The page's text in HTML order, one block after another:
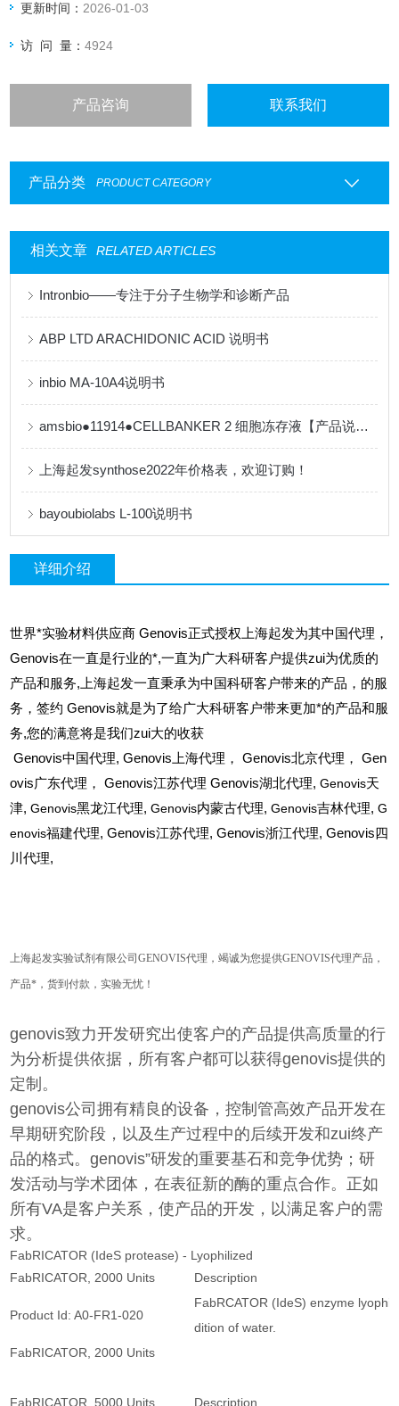
更新时间： 2026-01-03
访 问 量：4924
产品咨询 联系我们
产品分类 PRODUCT CATEGORY
相关文章 RELATED ARTICLES
Intronbio——专注于分子生物学和诊断产品
ABP LTD ARACHIDONIC ACID 说明书
inbio MA-10A4说明书
amsbio●11914●CELLBANKER 2 细胞冻存液【产品说明书】
上海起发synthose2022年价格表，欢迎订购！
bayoubiolabs L-100说明书
详细介绍
世界*实验材料供应商 Genovis正式授权上海起发为其中国代理，
Genovis在一直是行业的*,一直为广大科研客户提供zui为优质的
产品和服务,上海起发一直秉承为中国科研客户带来的产品，的服
务，签约 Genovis就是为了给广大科研客户带来更加*的产品和服
务,您的满意将是我们zui大的收获
Genovis中国代理, Genovis上海代理， Genovis北京代理， Gen
ovis广东代理， Genovis江苏代理 Genovis湖北代理, Genovis天
津, Genovis黑龙江代理, Genovis内蒙古代理, Genovis吉林代理, G
enovis福建代理, Genovis江苏代理, Genovis浙江代理, Genovis四
川代理,
上海起发实验试剂有限公司GENOVIS代理，竭诚为您提供GENOVIS代理产品，
产品*，货到付款，实验无忧！
genovis致力开发研究出使客户的产品提供高质量的行
为分析提供依据，所有客户都可以获得genovis提供的
定制。
genovis公司拥有精良的设备，控制­管高效产品开发在
早期研究阶段，以及生产过程中的后续开发和zui终产
品的格式。genovis”研发的重要基石和竞争优势；研
发活动与学术团体，在表征新的酶的重点合作。正如
所有VA­是客户关系，使产品的开发，以满足客户的需
求。
FabRICATOR (IdeS protease) - Lyophilized
FabRICATOR, 2000 Units
Description
Product Id: A0-FR1-020
FabRCATOR (IdeS) enzyme
dition of water.
FabRICATOR, 2000 Units
FabRICATOR, 5000 Units Description